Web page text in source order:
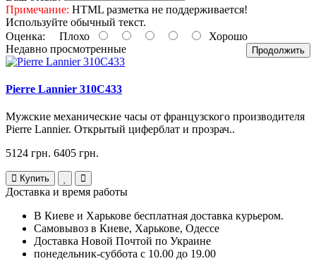
Примечание: HTML разметка не поддерживается!
Используйте обычный текст.
Оценка: Плохо Хорошо
Продолжить
Недавно просмотренные
Pierre Lannier 310C433
Мужские механические часы от французского производителя
Pierre Lannier. Открытый циферблат и прозрач..
5124 грн. 6405 грн.
Купить
Доставка и время работы
В Киеве и Харькове бесплатная доставка курьером.
Самовывоз в Киеве, Харькове, Одессе
Доставка Новой Почтой по Украине
понедельник-суббота с 10.00 до 19.00